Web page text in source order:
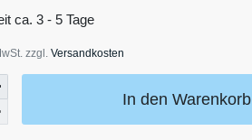
ca. 3 - 5 Tage
zzgl. Versandkosten
In den Warenkorb